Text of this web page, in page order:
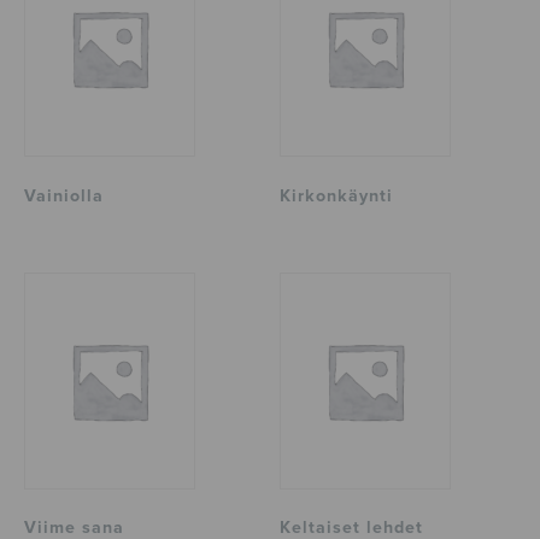
Vainiolla Kirkonkäynti
Viime sana Keltaiset lehdet